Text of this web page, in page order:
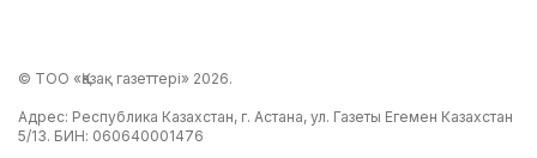
© ТОО «Қазақ газеттері» 2026.
Адрес: Республика Казахстан, г. Астана, ул. Газеты Егемен Казахстан
5/13. БИН: 060640001476